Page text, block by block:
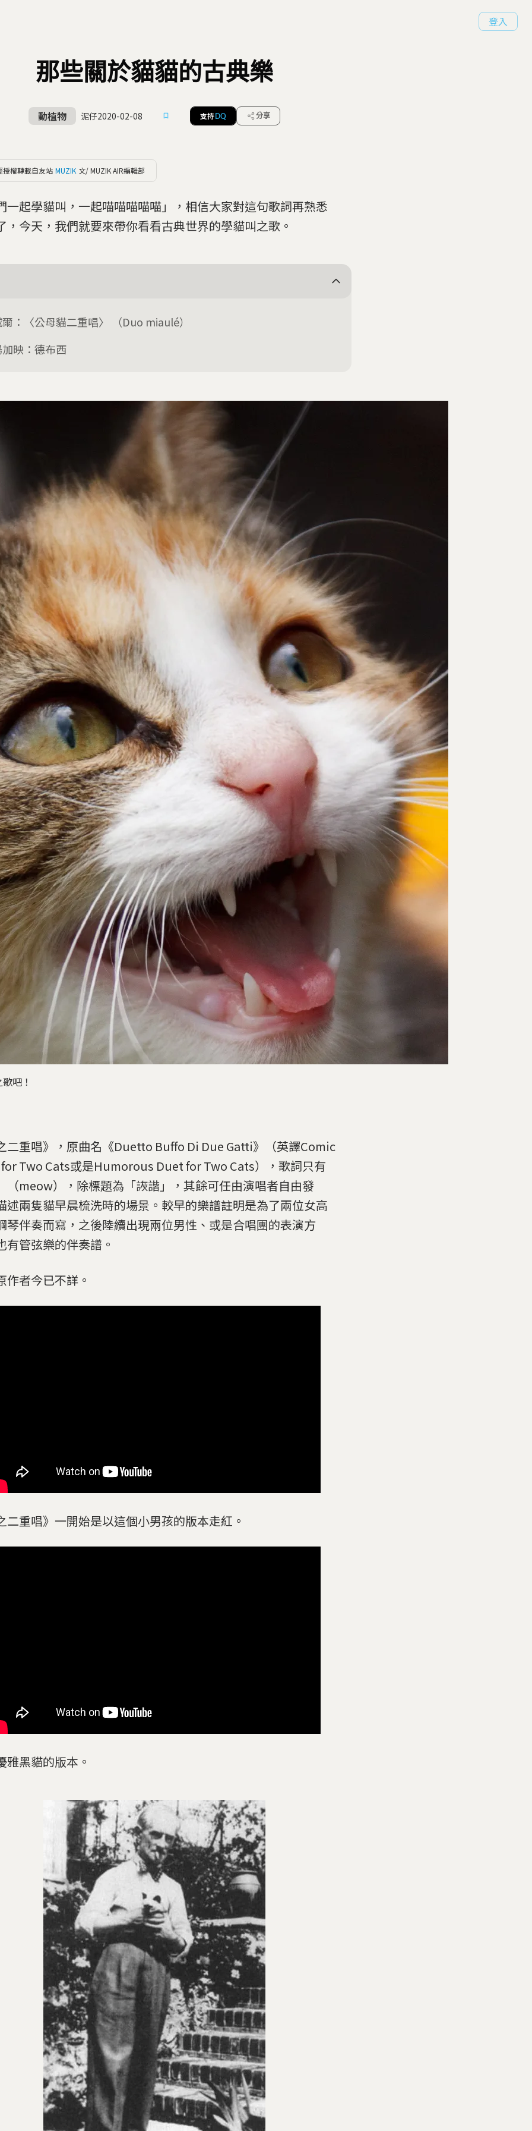
登入
那些關於貓貓的古典樂
動植物 泥仔2020-02-08 支持 DQ 分享
授權轉載自友站 MUZIK 文/ MUZIK AIR編輯部
一起學貓叫，一起喵喵喵喵喵」，相信大家對這句歌詞再熟悉
，今天，我們就要來帶你看看古典世界的學貓叫之歌。
：〈公母貓二重唱〉 （Duo miaulé）
映：德布西
吧！
二重唱》，原曲名《Duetto Buffo Di Due Gatti》（英譯Comic
Two Cats或是Humorous Duet for Two Cats），歌詞只有
（meow），除標題為「詼諧」，其餘可任由演唱者自由發
述兩隻貓早晨梳洗時的場景。較早的樂譜註明是為了兩位女高
琴伴奏而寫，之後陸續出現兩位男性、或是合唱團的表演方
有管弦樂的伴奏譜。
作者今已不詳。
二重唱》一開始是以這個小男孩的版本走紅。
雅黑貓的版本。